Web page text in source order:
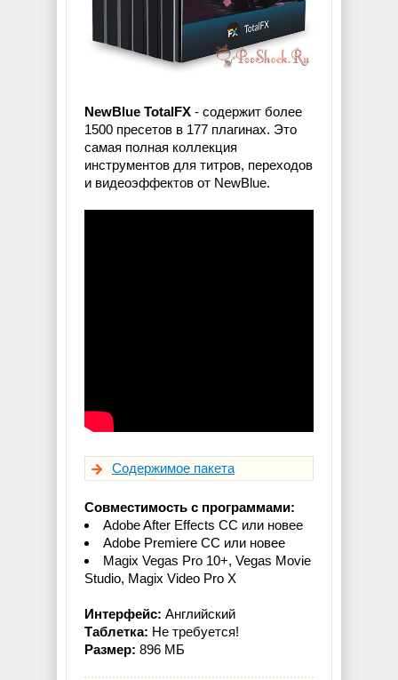
NewBlue TotalFX - содержит более
1500 пресетов в 177 плагинах. Это
самая полная коллекция
инструментов для титров, переходов
и видеоэффектов от NewBlue.
Содержимое пакета
Совместимость с программами:
Adobe After Effects СС или новее
Adobe Premiere СС или новее
Magix Vegas Pro 10+, Vegas Movie
Studio, Magix Video Pro X
Интерфейс: Английский
Таблетка: Не требуется!
Размер: 896 МБ